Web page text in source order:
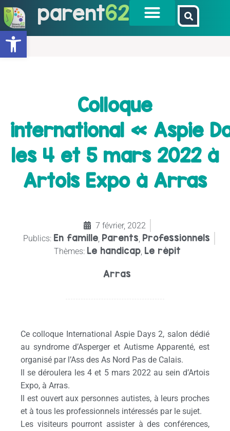
Ouvrir la barre d’outils
parent62
Colloque
international « Aspie
les 4 et 5 mars 2022 à
Artois Expo à Arras
7 février, 2022
Publics: En famille Parents Professionnels
Thèmes: Le handicap, Le répit
Arras
Ce colloque International Aspie Days 2, salon dédié
au syndrome d’Asperger et Autisme Apparenté, est
organisé par l’Ass des As Nord Pas de Calais.
Il se déroulera les 4 et 5 mars 2022 au sein d’Artois
Expo, à Arras.
Il est ouvert aux personnes autistes, à leurs proches
et à tous les professionnels intéressés par le sujet.
Les visiteurs pourront assister à des conférences,